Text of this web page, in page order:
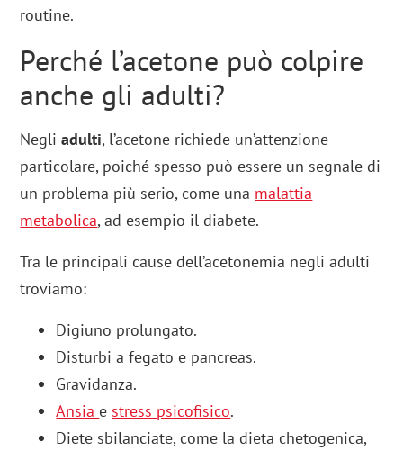
routine.
Perché l’acetone può colpire
anche gli adulti?
Negliadulti, l’acetone richiede un’attenzione
particolare, poiché spesso può essere un segnale di
un problema più serio, come una malattia
metabolica, ad esempio il diabete.
Tra le principali cause dell’acetonemia negli adulti
troviamo:
Digiuno prolungato.
Disturbi a fegato e pancreas.
Gravidanza.
Ansia e stress psicofisico.
Diete sbilanciate, come la dieta chetogenica,